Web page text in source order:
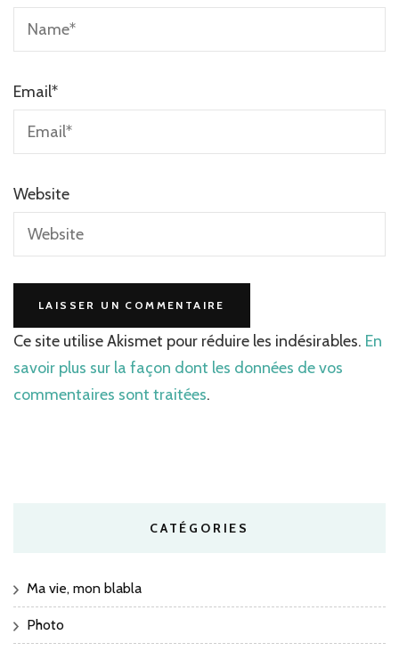
Email*
Website
Ce site utilise Akismet pour réduire les indésirables. En
savoir plus sur la façon dont les données de vos
commentaires sont traitées.
CATÉGORIES
Ma vie, mon blabla
Photo